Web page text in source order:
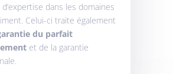
dans les domaines
Celui-ci traite également
du parfait
et de la garantie